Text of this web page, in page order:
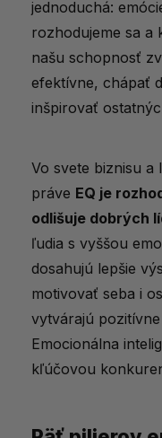
jednoduchá:
rozhodujeme sa a
našu schopnosť
efektívne, chápať
inšpirovať
Vo svete biznisu a
práve EQ je
odlišuje dobrých
ľudia s vyššou
dosahujú lepšie
motivovať seba i
vytvárajú
Emocionálna
kľúčovou